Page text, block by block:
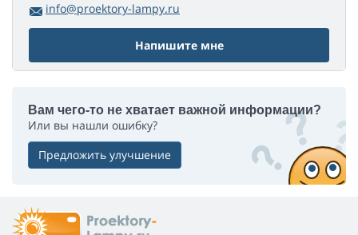
info@proektory-lampy.ru
Напишите мне
Вам чего-то не хватает важной информации?
Или вы нашли ошибку?
Предложить улучшение